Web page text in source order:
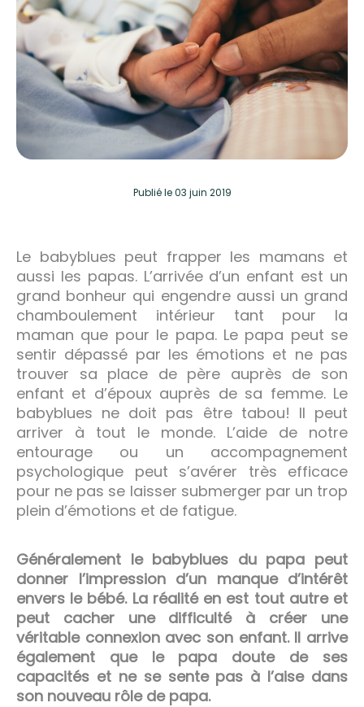
Publiéle 03 juin 2019
Le babyblues peut frapper les mamans et
aussi les papas. L’arrivée d’un enfant est un
grand bonheur qui engendre aussi un grand
chamboulement intérieur tant pour la
maman que pour le papa. Le papa peut se
sentir dépassé par les émotions et ne pas
trouver sa place de père auprès de son
enfant et d’époux auprès de sa femme. Le
babyblues ne doit pas être tabou! Il peut
arriver à tout le monde. L’aide de notre
entourage ou un accompagnement
psychologique peut s’avérer très efficace
pour ne pas se laisser submerger par un trop
plein d’émotions et de fatigue.
Généralement le babyblues du papa peut
donner l’impression d’un manque d’intérêt
envers le bébé. La réalité en est tout autre et
peut cacher une difficulté à créer une
véritable connexion avec son enfant. Il arrive
également que le papa doute de ses
capacités et ne se sente pas à l’aise dans
son nouveau rôle de papa.